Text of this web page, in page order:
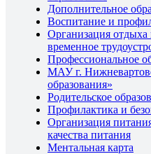
Дополнительное
Воспитание и
Организация отдыха
временное
Профессиональное
МАУ г.
образования»
Родительское
Профилактика и
Организация
качества питания
Ментальная карта